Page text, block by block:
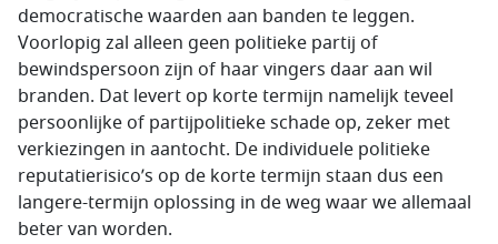
democratische waarden aan banden te leggen.
Voorlopig zal alleen geen politieke partij of
bewindspersoon zijn of haar vingers daar aan wil
branden. Dat levert op korte termijn namelijk teveel
persoonlijke of partijpolitieke schade op, zeker met
verkiezingen in aantocht. De individuele politieke
reputatierisico’s op de korte termijn staan dus een
langere-termijn oplossing in de weg waar we allemaal
beter van worden.